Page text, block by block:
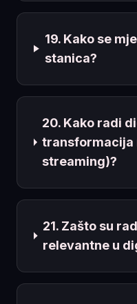
19. Kako se
stanica?
20. Kako radi
transformacija
streaming)?
21. Zašto su
relevantne u